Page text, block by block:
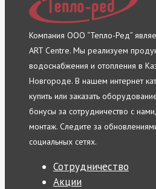
Компания ООО “Тепло-Ред”
ART Centre. Мы реализуем
водоснабжения и отопления в
Новгороде. В нашем интернет
купить или заказать
бонусы за сотрудничество с
монтаж. Следите за
социальных сетях.
Сотрудничество
Акции